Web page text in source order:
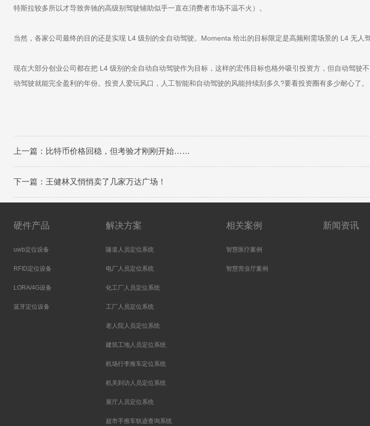
特斯拉较多所以才导致奔驰的高级别驾驶辅助似乎一直在消费者市场不温不火）。
当然，各家公司最终的目的还是实现 L4 级别的全自动驾驶。Momenta 给出的目标限定是高频刚需场景的 L4 无人
现在大部分创业公司都在把 L4 级别的全自动自动驾驶作为目标，这样的宏伟目标也格外吸引投资方，但自动驾
动驾驶就能完全盈利的年份。投资人爱玩风口，人工智能和自动驾驶的风能持续刮多久?要看投资圈有多少耐心了。
上一篇： 比特币价格回稳，但考验才刚刚开始……
下一篇： 王健林又悄悄卖了几家万达广场！
硬件产品
uwb定位设备
RFID定位设备
LORA/4G设备
蓝牙定位设备
解决方案
隧道人员定位系统
电厂人员定位系统
化工厂人员定位系统
工厂人员定位系统
老人院人员定位系统
建筑工地人员定位系统
机场行李推车定位系统
机关到访人员定位系统
展厅人员定位系统
超市手推车轨迹查询系统
相关案例
智慧医疗案例
智慧营业厅案例
新闻资讯